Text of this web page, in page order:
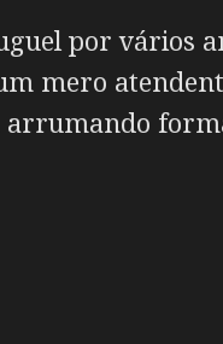
por vários
mero
arrumando